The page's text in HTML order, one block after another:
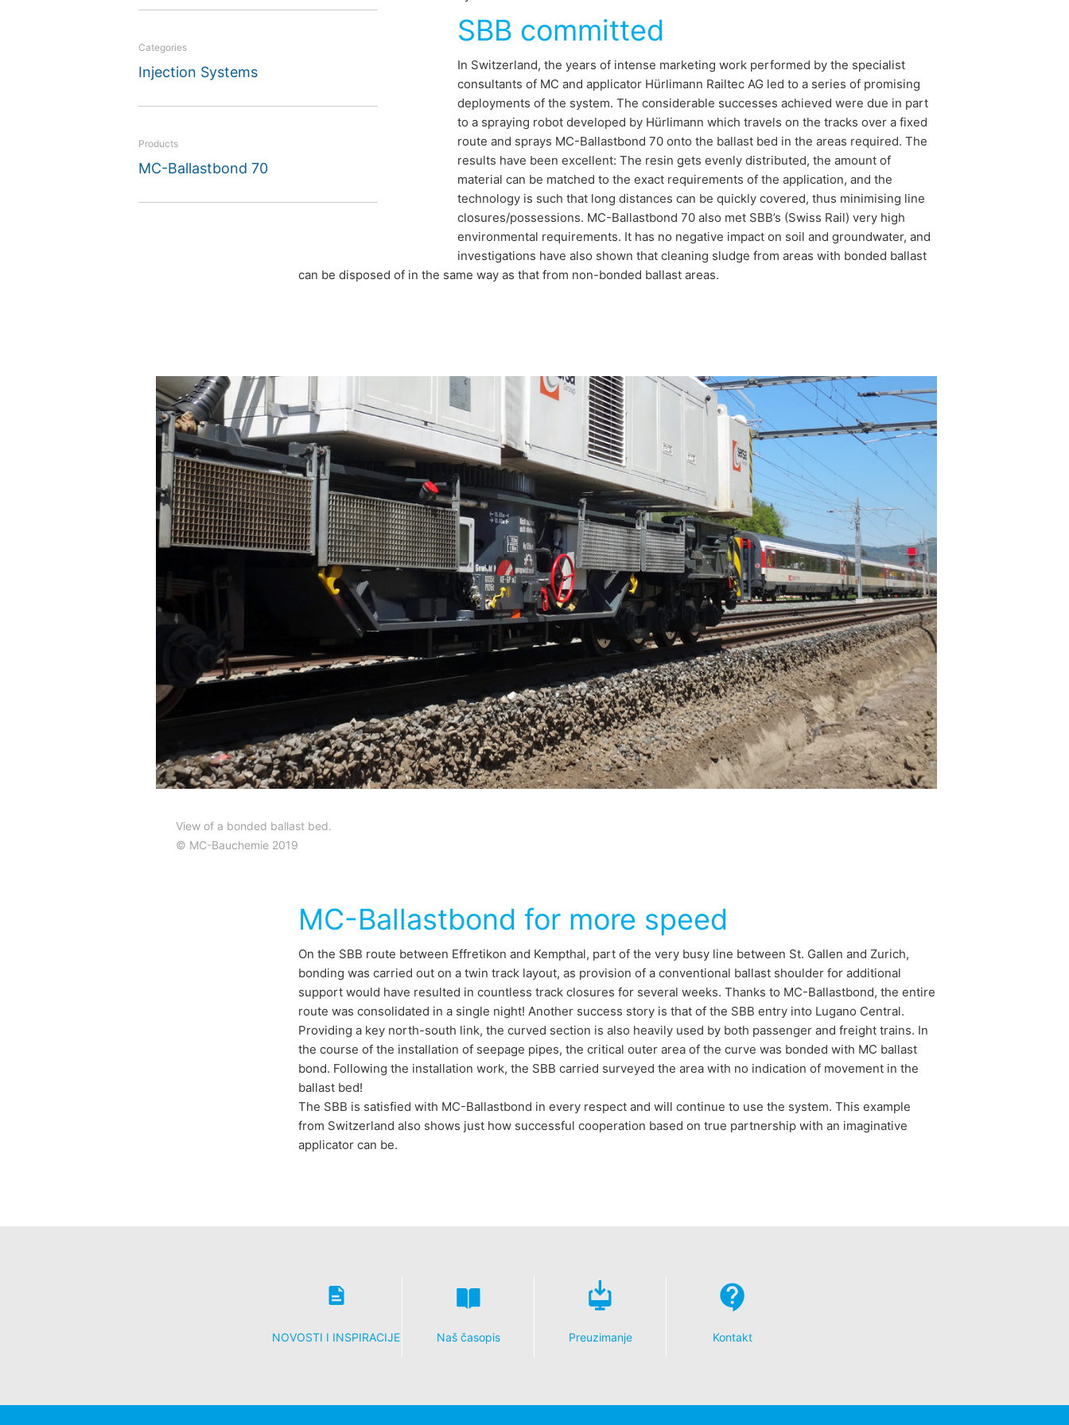
Categories
Injection Systems
Products
MC-Ballastbond 70
SBB committed
In Switzerland, the years of intense marketing work performed by the specialist
consultants of MC and applicator Hürlimann Railtec AG led to a series of promising
deployments of the system. The considerable successes achieved were due in part
to a spraying robot developed by Hürlimann which travels on the tracks over a fixed
route and sprays MC-Ballastbond 70 onto the ballast bed in the areas required. The
results have been excellent: The resin gets evenly distributed, the amount of
material can be matched to the exact requirements of the application, and the
technology is such that long distances can be quickly covered, thus minimising line
closures/possessions. MC-Ballastbond 70 also met SBB’s (Swiss Rail) very high
environmental requirements. It has no negative impact on soil and groundwater, and
investigations have also shown that cleaning sludge from areas with bonded ballast
can be disposed of in the same way as that from non-bonded ballast areas.
View of a bonded ballast bed.
© MC-Bauchemie 2019
MC-Ballastbond for more speed
On the SBB route between Effretikon and Kempthal, part of the very busy line between St. Gallen and Zurich,
bonding was carried out on a twin track layout, as provision of a conventional ballast shoulder for additional
support would have resulted in countless track closures for several weeks. Thanks to MC-Ballastbond, the entire
route was consolidated in a single night! Another success story is that of the SBB entry into Lugano Central.
Providing a key north-south link, the curved section is also heavily used by both passenger and freight trains. In
the course of the installation of seepage pipes, the critical outer area of the curve was bonded with MC ballast
bond. Following the installation work, the SBB carried surveyed the area with no indication of movement in the
ballast bed!
The SBB is satisfied with MC-Ballastbond in every respect and will continue to use the system. This example
from Switzerland also shows just how successful cooperation based on true partnership with an imaginative
applicator can be.
NOVOSTI I INSPIRACIJE Naš časopis Preuzimanje Kontakt